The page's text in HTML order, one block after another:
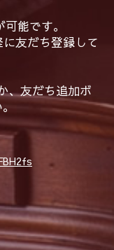
能です。
友だち登録して
、友だち追加ボ